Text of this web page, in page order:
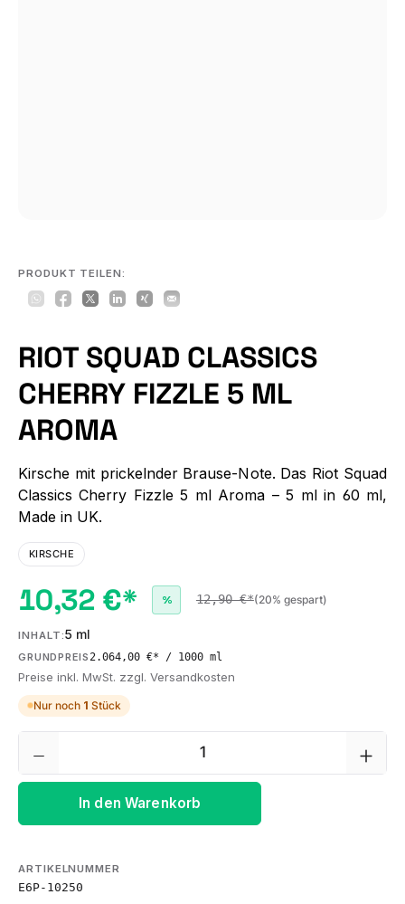
PRODUKT TEILEN:
RIOT SQUAD CLASSICS
CHERRY FIZZLE 5 ML
AROMA
Kirsche mit prickelnder Brause-Note. Das Riot Squad
Classics Cherry Fizzle 5 ml Aroma – 5 ml in 60 ml,
Made in UK.
KIRSCHE
10,32 €* % 12,90 €*(20% gespart)
INHALT:5 ml
GRUNDPREIS 2.064,00 €* / 1000 ml
Preise inkl. MwSt. zzgl. Versandkosten
Nur noch 1 Stück
Produkt Anzahl: Gib den
In den Warenkorb
ARTIKELNUMMER
E6P-10250